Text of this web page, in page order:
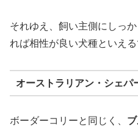
それゆえ、飼い主側にしっ
れば相性が良い犬種といえる
オーストラリアン・シェパ
ボーダーコリーと同じく、